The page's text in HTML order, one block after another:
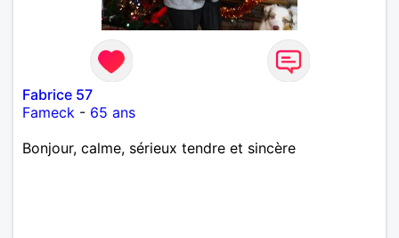
Fabrice 57
Fameck - 65 ans
Bonjour, calme, sérieux tendre et sincère